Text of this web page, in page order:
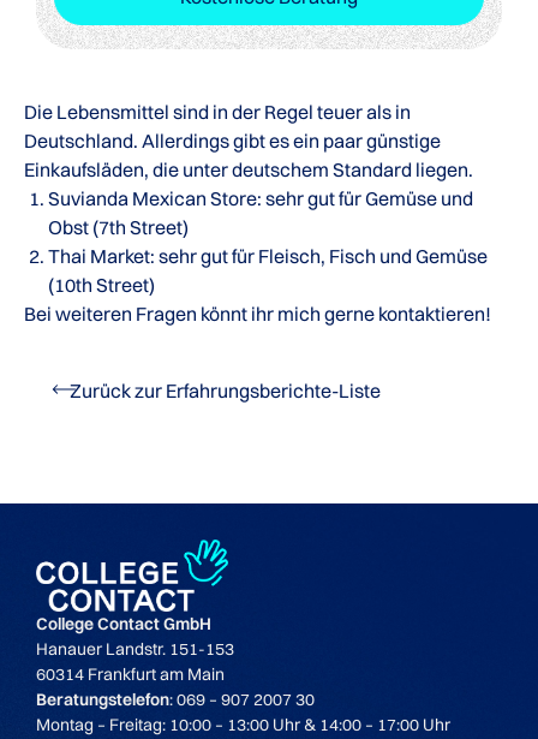
Die Lebensmittel sind in der Regel teuer als in
Deutschland. Allerdings gibt es ein paar günstige
Einkaufsläden, die unter deutschem Standard liegen.
Suvianda Mexican Store: sehr gut für Gemüse und
Obst (7th Street)
Thai Market: sehr gut für Fleisch, Fisch und Gemüse
(10th Street)
Bei weiteren Fragen könnt ihr mich gerne kontaktieren!
Zurück zur Erfahrungsberichte-Liste
College Contact GmbH
Hanauer Landstr. 151-153
60314 Frankfurt am Main
Beratungstelefon: 069 – 907 2007 30
Montag – Freitag: 10:00 – 13:00 Uhr & 14:00 – 17:00 Uhr